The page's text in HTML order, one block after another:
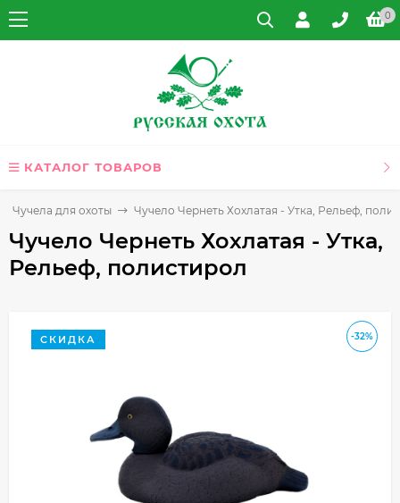
0
КАТАЛОГ ТОВАРОВ
Чучела для охоты Чучело Чернеть Хохлатая - Утка, Рельеф,
Чучело Чернеть Хохлатая - Утка,
Рельеф, полистирол
-32%
СКИДКА